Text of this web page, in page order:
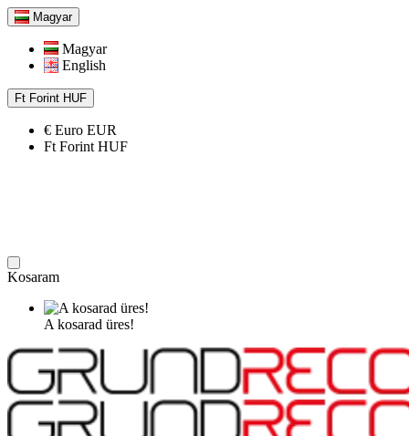
Magyar
Magyar
English
Ft Forint HUF
€ Euro EUR
Ft Forint HUF
Kosaram
A kosarad üres!